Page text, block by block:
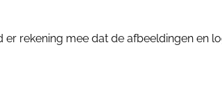
rekening mee dat de afbeeldingen en